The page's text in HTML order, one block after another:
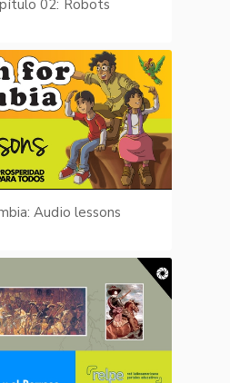
02: Robots
Audio lessons